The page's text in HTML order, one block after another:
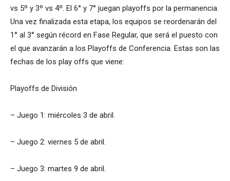
vs 5º y 3º vs 4º. El 6° y 7° juegan playoffs por la permanencia.
Una vez finalizada esta etapa, los equipos se reordenarán del
1° al 3° según récord en Fase Regular, que será el puesto con
el que avanzarán a los Playoffs de Conferencia. Estas son las
fechas de los play offs que viene:
Playoffs de División
– Juego 1: miércoles 3 de abril.
– Juego 2: viernes 5 de abril.
– Juego 3: martes 9 de abril.